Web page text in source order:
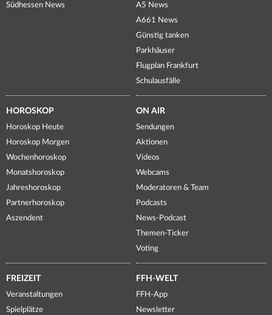
Südhessen News
A5 News
A661 News
Günstig tanken
Parkhäuser
Flugplan Frankfurt
Schulausfälle
HOROSKOP
Horoskop Heute
Horoskop Morgen
Wochenhoroskop
Monatshoroskop
Jahreshoroskop
Partnerhoroskop
Aszendent
ON AIR
Sendungen
Aktionen
Videos
Webcams
Moderatoren & Team
Podcasts
News-Podcast
Themen-Ticker
Voting
FREIZEIT
Veranstaltungen
Spielplätze
FFH-WELT
FFH-App
Newsletter